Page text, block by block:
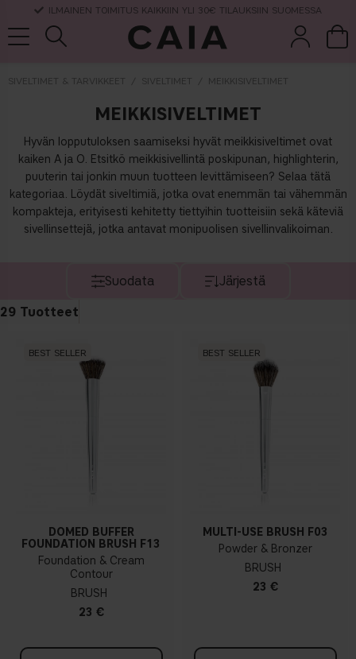
TOIMITUSAIKA 3-5 ARKIPÄIVÄÄ
SIVELTIMET & TARVIKKEET SIVELTIMET MEIKKISIVELTIMET
MEIKKISIVELTIMET
Hyvän lopputuloksen saamiseksi hyvät meikkisiveltimet ovat
kaiken A ja O. Etsitkö meikkisivellintä poskipunan, highlighterin,
puuterin tai jonkin muun tuotteen levittämiseen? Selaa tätä
kategoriaa. Löydät siveltimiä, jotka ovat enemmän tai vähemmän
kompakteja, erityisesti kehitetty tiettyihin tuotteisiin sekä käteviä
sivellinsettejä, jotka antavat monipuolisen sivellinvalikoiman.
Suodata Järjestä
29 Tuotteet
BEST SELLER
DOMED BUFFER
FOUNDATION BRUSH F13
Foundation & Cream
Contour
BRUSH
23 €
BEST SELLER
MULTI-USE BRUSH F03
Powder & Bronzer
BRUSH
23 €
hajuvesi setit
kuivashampo